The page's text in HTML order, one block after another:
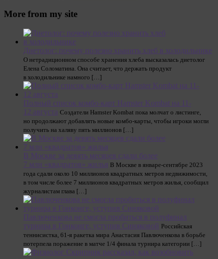
More from my site
Диетолог: почему полезно хранить хлеб в холодильнике
О нетрадиционном способе хранения хлеба высказалась диетолог
Елена Соломатина. Она считает, что держать продукт
в холодильнике намного […]
Полный список комбо-карт Hamster Kombat на 11-
12 августа Создатели Hamster Kombat пока молчат о листинге,
но продолжают добавлять новые комбо-карты, чтобы игроки могли
получить на халяву пять миллионов […]
В Москве за девять месяцев сдали более
7 млн «квадратов» жилья В Москве в январе-сентябре 2023
года сдали около 10 миллионов квадратных метров недвижимости,
в том числе более 7 миллионов квадратных метров жилья, сообщил
журналистам глава […]
Павлюченкова не смогла пробиться в полуфинал
турнира в Гонконге, уступив Синяковой Российская
теннисистка, 61-я ракетка мира Анастасия Павлюченкова в борьбе
потерпела поражение в матче 1/4 финала турнира категории […]